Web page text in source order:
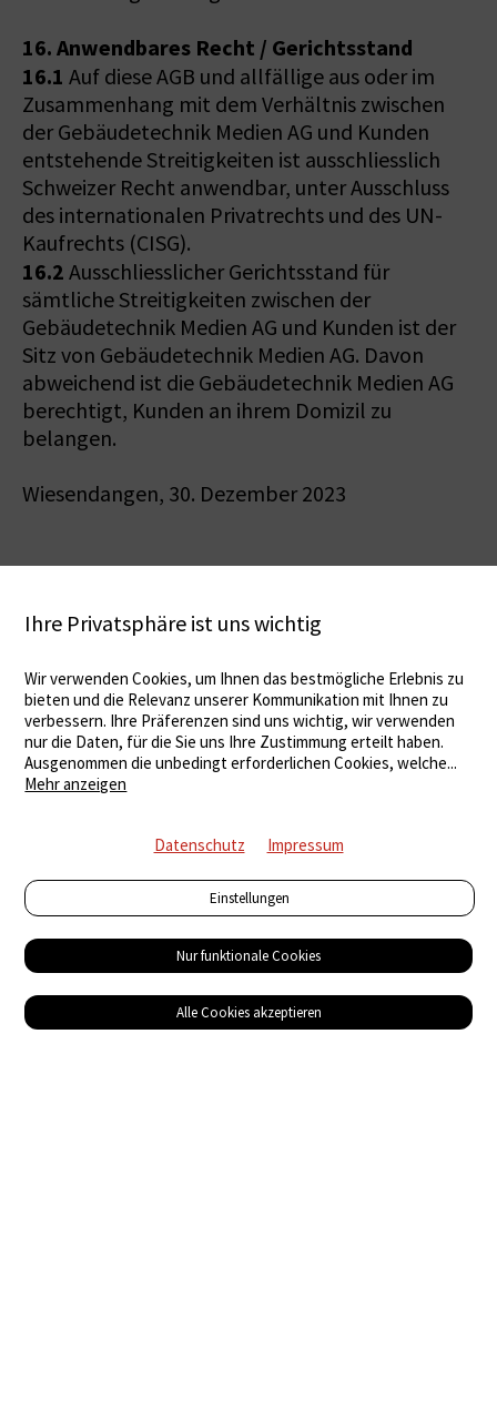
16. Anwendbares Recht / Gerichtsstand
16.1 Auf diese AGB und allfällige aus oder im
Zusammenhang mit dem Verhältnis zwischen
der Gebäudetechnik Medien AG und Kunden
entstehende Streitigkeiten ist ausschliesslich
Schweizer Recht anwendbar, unter Ausschluss
des internationalen Privatrechts und des UN-
Kaufrechts (CISG).
16.2 Ausschliesslicher Gerichtsstand für
sämtliche Streitigkeiten zwischen der
Gebäudetechnik Medien AG und Kunden ist der
Sitz von Gebäudetechnik Medien AG. Davon
abweichend ist die Gebäudetechnik Medien AG
berechtigt, Kunden an ihrem Domizil zu
belangen.
Wiesendangen, 30. Dezember 2023
Ihre Privatsphäre ist uns wichtig
Wir verwenden Cookies, um Ihnen das bestmögliche Erlebnis zu
bieten und die Relevanz unserer Kommunikation mit Ihnen zu
verbessern. Ihre Präferenzen sind uns wichtig, wir verwenden
nur die Daten, für die Sie uns Ihre Zustimmung erteilt haben.
Ausgenommen die unbedingt erforderlichen Cookies, welche...
Mehr anzeigen
Datenschutz Impressum
Einstellungen
Nur funktionale Cookies
Alle Cookies akzeptieren